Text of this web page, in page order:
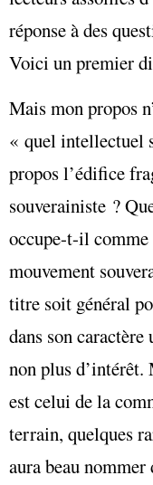
réponse à des
Voici un premier
Mais mon propos
« quel intellectuel
propos l’édifice
souverainiste ?
occupe-t-il
mouvement
titre soit général
dans son
non plus
est celui de la
terrain, quelques
aura beau